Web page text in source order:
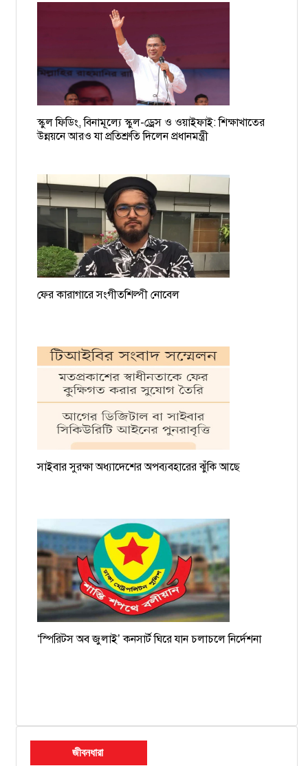
বিমানবন্দরে আটক বাধ্যতামূলক অবসরপ্রাপ্ত সচিব ইসমাইল
চাঁদাবাজের তালিকা হচ্ছে, দুই-তিনদিনের মধ্যে গ্রেপ্তার শুরু: ডিএমপি
১৯ বাংলাদেশি নাবিকের বিরুদ্ধে গ্রেপ্তারি পরোয়ানা
ময়মনসিংহের সমন্বয়ক আশিকুরকে হত্যার হুমকি, থানায় জিডি
স্কুল ফিডিং, বিনামূল্যে স্কুল-ড্রেস ও ওয়াইফাই: শিক্ষাখাতের
উন্নয়নে আরও যা প্রতিশ্রুতি দিলেন প্রধানমন্ত্রী
ফের কারাগারে সংগীতশিল্পী নোবেল
সাইবার সুরক্ষা অধ্যাদেশের অপব্যবহারের ঝুঁকি আছে
‘স্পিরিটস অব জুলাই’ কনসার্ট ঘিরে যান চলাচলে নির্দেশনা
জীবনধারা